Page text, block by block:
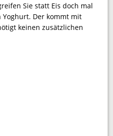
Sie statt Eis doch mal
Yoghurt. Der kommt mit
keinen zusätzlichen